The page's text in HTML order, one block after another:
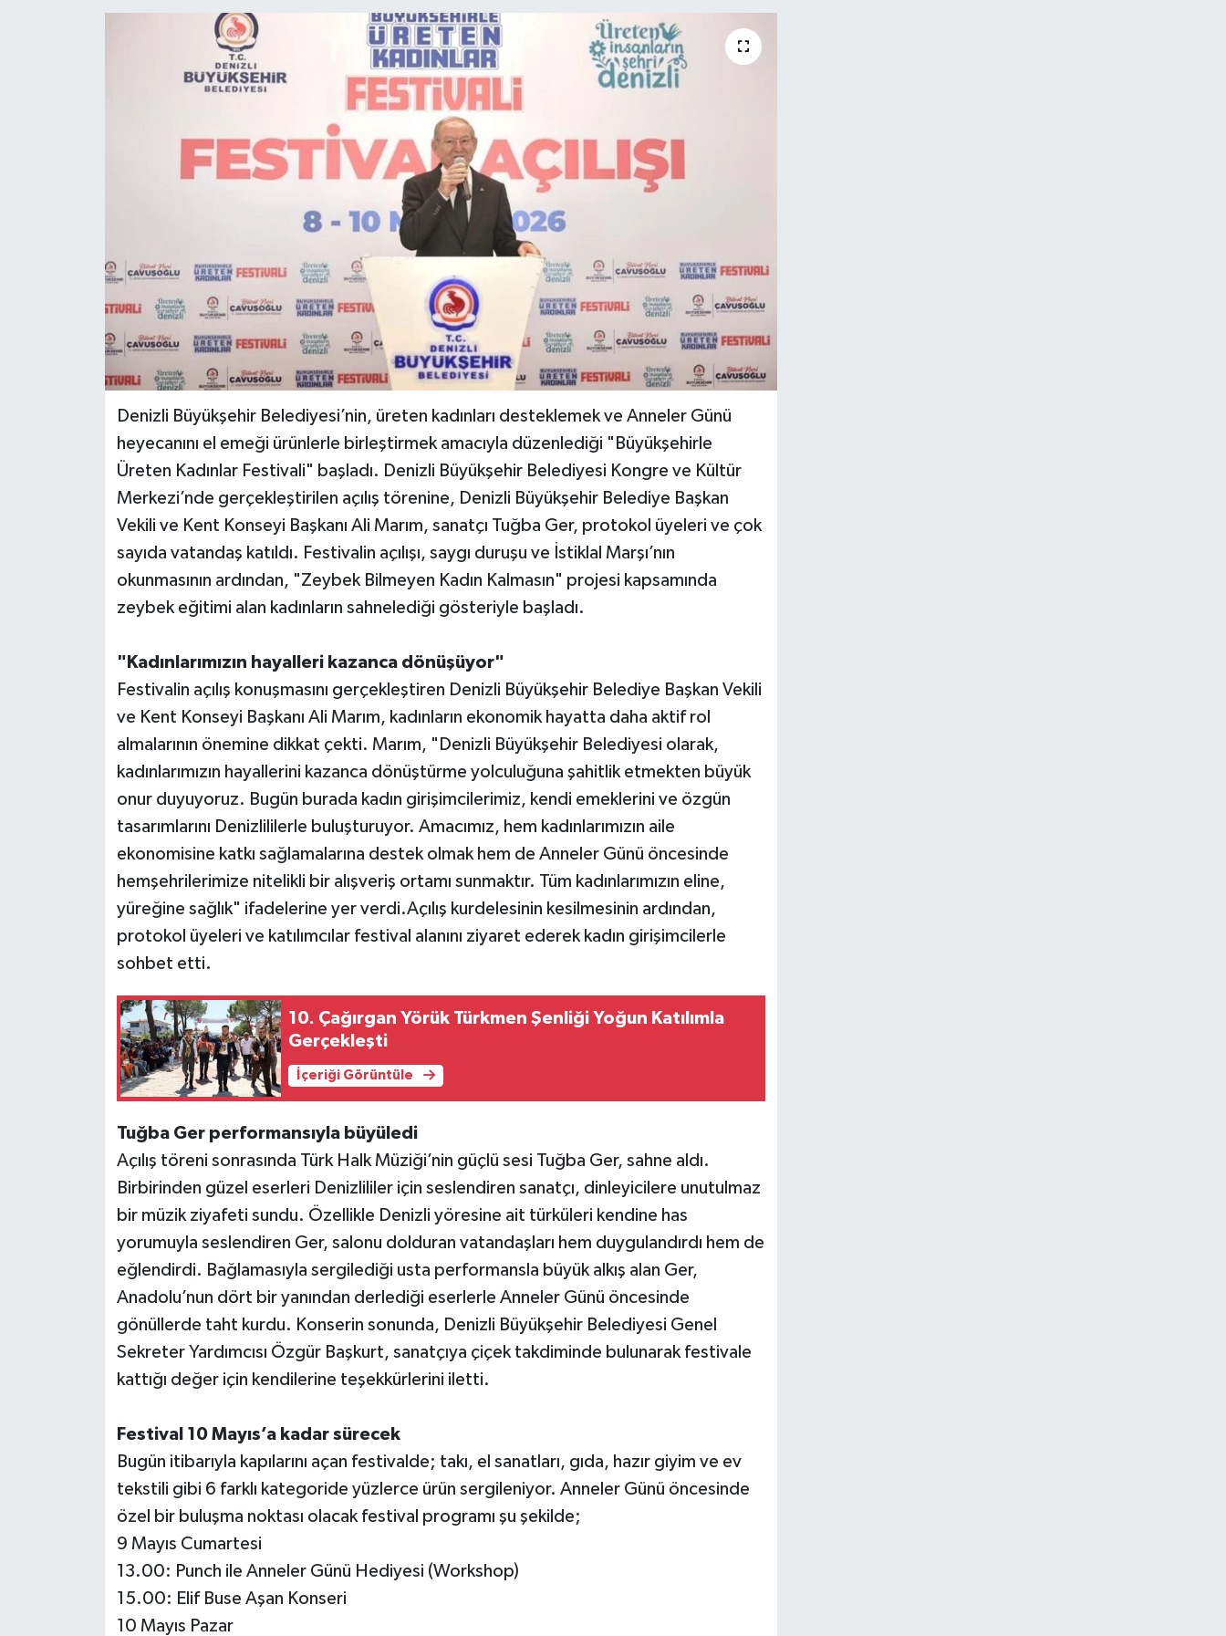
Denizli Büyükşehir Belediyesi’nin, üreten kadınları desteklemek ve Anneler Günü
heyecanını el emeği ürünlerle birleştirmek amacıyla düzenlediği "Büyükşehirle
Üreten Kadınlar Festivali" başladı. Denizli Büyükşehir Belediyesi Kongre ve Kültür
Merkezi’nde gerçekleştirilen açılış törenine, Denizli Büyükşehir Belediye Başkan
Vekili ve Kent Konseyi Başkanı Ali Marım, sanatçı Tuğba Ger, protokol üyeleri ve çok
sayıda vatandaş katıldı. Festivalin açılışı, saygı duruşu ve İstiklal Marşı’nın
okunmasının ardından, "Zeybek Bilmeyen Kadın Kalmasın" projesi kapsamında
zeybek eğitimi alan kadınların sahnelediği gösteriyle başladı.
"Kadınlarımızın hayalleri kazanca dönüşüyor"
Festivalin açılış konuşmasını gerçekleştiren Denizli Büyükşehir Belediye Başkan Vekili
ve Kent Konseyi Başkanı Ali Marım, kadınların ekonomik hayatta daha aktif rol
almalarının önemine dikkat çekti. Marım, "Denizli Büyükşehir Belediyesi olarak,
kadınlarımızın hayallerini kazanca dönüştürme yolculuğuna şahitlik etmekten büyük
onur duyuyoruz. Bugün burada kadın girişimcilerimiz, kendi emeklerini ve özgün
tasarımlarını Denizlililerle buluşturuyor. Amacımız, hem kadınlarımızın aile
ekonomisine katkı sağlamalarına destek olmak hem de Anneler Günü öncesinde
hemşehrilerimize nitelikli bir alışveriş ortamı sunmaktır. Tüm kadınlarımızın eline,
yüreğine sağlık" ifadelerine yer verdi.Açılış kurdelesinin kesilmesinin ardından,
protokol üyeleri ve katılımcılar festival alanını ziyaret ederek kadın girişimcilerle
sohbet etti.
10. Çağırgan Yörük Türkmen Şenliği Yoğun Katılımla
Gerçekleşti
İçeriği Görüntüle
Tuğba Ger performansıyla büyüledi
Açılış töreni sonrasında Türk Halk Müziği’nin güçlü sesi Tuğba Ger, sahne aldı.
Birbirinden güzel eserleri Denizlililer için seslendiren sanatçı, dinleyicilere unutulmaz
bir müzik ziyafeti sundu. Özellikle Denizli yöresine ait türküleri kendine has
yorumuyla seslendiren Ger, salonu dolduran vatandaşları hem duygulandırdı hem de
eğlendirdi. Bağlamasıyla sergilediği usta performansla büyük alkış alan Ger,
Anadolu’nun dört bir yanından derlediği eserlerle Anneler Günü öncesinde
gönüllerde taht kurdu. Konserin sonunda, Denizli Büyükşehir Belediyesi Genel
Sekreter Yardımcısı Özgür Başkurt, sanatçıya çiçek takdiminde bulunarak festivale
kattığı değer için kendilerine teşekkürlerini iletti.
Festival 10 Mayıs’a kadar sürecek
Bugün itibarıyla kapılarını açan festivalde; takı, el sanatları, gıda, hazır giyim ve ev
tekstili gibi 6 farklı kategoride yüzlerce ürün sergileniyor. Anneler Günü öncesinde
özel bir buluşma noktası olacak festival programı şu şekilde;
9 Mayıs Cumartesi
13.00: Punch ile Anneler Günü Hediyesi (Workshop)
15.00: Elif Buse Aşan Konseri
10 Mayıs Pazar